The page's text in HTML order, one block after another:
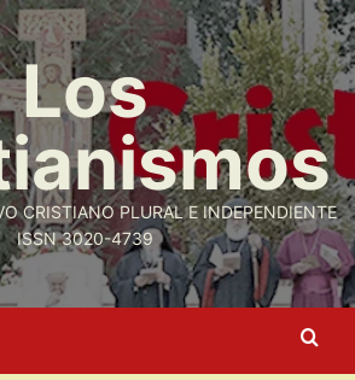
Los
CRISTIANO PLURAL E INDEPENDIENTE
ISSN 3020-4739